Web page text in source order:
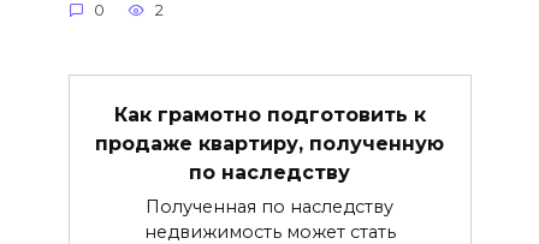
0 2
Как грамотно подготовить к
продаже квартиру, полученную
по наследству
Полученная по наследству
недвижимость может стать